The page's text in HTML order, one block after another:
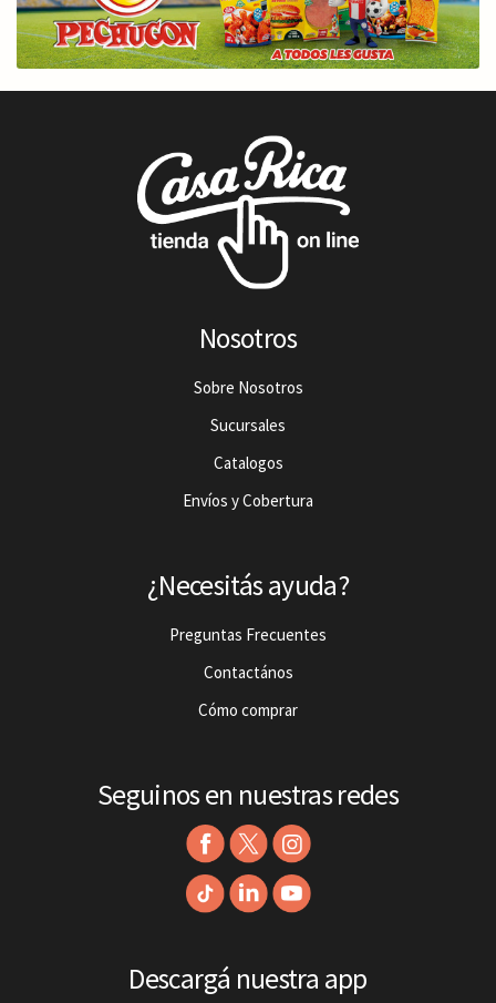
Nosotros
Sobre Nosotros
Sucursales
Catalogos
Envíos y Cobertura
¿Necesitás ayuda?
Preguntas Frecuentes
Contactános
Cómo comprar
Seguinos en nuestras redes
Descargá nuestra app